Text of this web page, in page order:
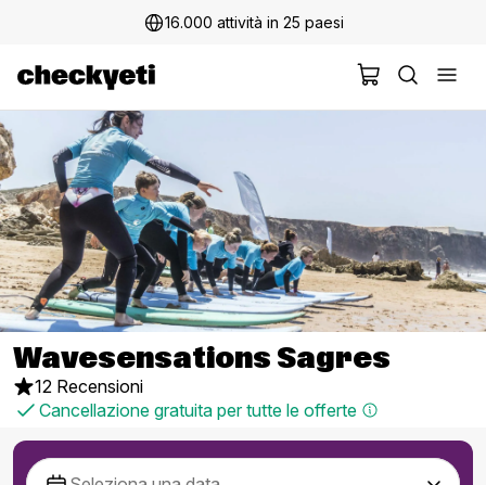
16.000 attività in 25 paesi
Wavesensations Sagres
12 Recensioni
Cancellazione gratuita per tutte le offerte